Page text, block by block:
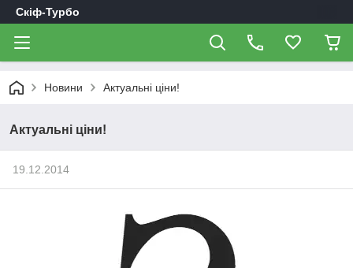
Скіф-Турбо
Новини Актуальні ціни!
Актуальні ціни!
19.12.2014